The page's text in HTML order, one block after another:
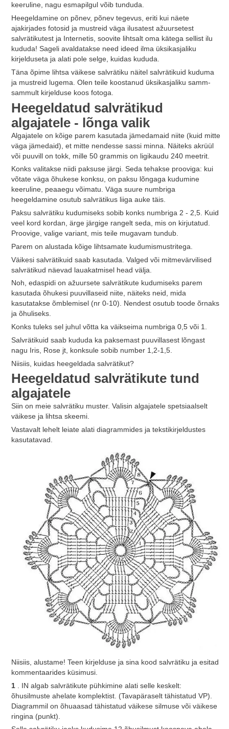
keeruline, nagu esmapilgul võib tunduda.
Heegeldamine on põnev, põnev tegevus, eriti kui näete
ajakirjades fotosid ja mustreid väga ilusatest ažuursetest
salvrätikutest ja Internetis, soovite lihtsalt oma kätega sellist ilu
kududa! Sageli avaldatakse need ideed ilma üksikasjaliku
kirjelduseta ja alati pole selge, kuidas kududa.
Täna õpime lihtsa väikese salvrätiku näitel salvrätikuid kuduma
ja mustreid lugema. Olen teile koostanud üksikasjaliku samm-
sammult kirjelduse koos fotoga.
Heegeldatud salvrätikud
algajatele - lõnga valik
Algajatele on kõige parem kasutada jämedamaid niite (kuid mitte
väga jämedaid), et mitte nendesse sassi minna. Näiteks akrüül
või puuvill on tokk, mille 50 grammis on ligikaudu 240 meetrit.
Konks valitakse niidi paksuse järgi. Seda tehakse prooviga: kui
võtate väga õhukese konksu, on paksu lõngaga kudumine
keeruline, peaaegu võimatu. Väga suure numbriga
heegeldamine osutub salvrätikus liiga auke täis.
Paksu salvrätiku kudumiseks sobib konks numbriga 2 - 2,5. Kuid
veel kord kordan, ärge järgige rangelt seda, mis on kirjutatud.
Proovige, valige variant, mis teile mugavam tundub.
Parem on alustada kõige lihtsamate kudumismustritega.
Väikesi salvrätikuid saab kasutada. Valged või mitmevärvilised
salvrätikud näevad lauakatmisel head välja.
Noh, edaspidi on ažuursete salvrätikute kudumiseks parem
kasutada õhukesi puuvillaseid niite, näiteks neid, mida
kasutatakse õmblemisel (nr 0-10). Nendest osutub toode õrnaks
ja õhuliseks.
Konks tuleks sel juhul võtta ka väikseima numbriga 0,5 või 1.
Salvrätikuid saab kududa ka paksemast puuvillasest lõngast
nagu Iris, Rose jt, konksule sobib number 1,2-1,5.
Niisiis, kuidas heegeldada salvrätikut?
Heegeldatud salvrätikute tund
algajatele
Siin on meie salvrätiku muster. Valisin algajatele spetsiaalselt
väikese ja lihtsa skeemi.
Vastavalt lehelt leiate alati diagrammides ja tekstikirjeldustes
kasutatavad.
Niisiis, alustame! Teen kirjelduse ja sina kood salvrätiku ja esitad
kommentaarides küsimusi.
1
. IN algab salvrätikute pühkimine alati selle keskelt:
õhusilmuste ahelate komplektist. (Tavapäraselt tähistatud VP).
Diagrammil on õhuaasad tähistatud väikese silmuse või väikese
ringina (punkt).